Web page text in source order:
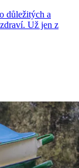
důležitých a
Už jen z